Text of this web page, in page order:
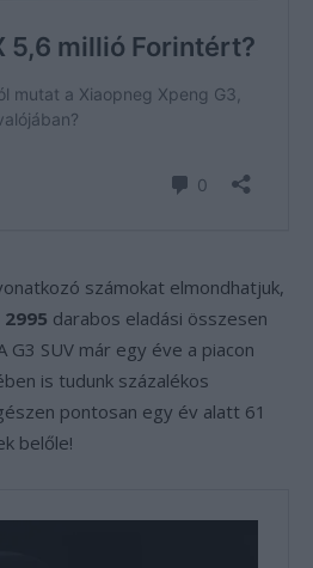
számokat elmondhatjuk,
2995 darabos eladási összesen
SUV már egy éve a piacon
is tudunk százalékos
pontosan egy év alatt 61
belőle!